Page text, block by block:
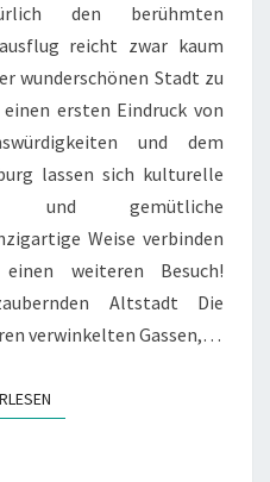
den berühmten
reicht zwar kaum
wunderschönen Stadt zu
ersten Eindruck von
und dem
lassen sich kulturelle
und gemütliche
Weise verbinden
weiteren Besuch!
Altstadt Die
verwinkelten Gassen,…
WEITERLESEN